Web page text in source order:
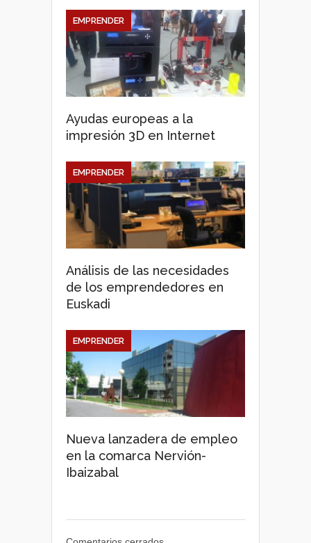
Ayudas europeas a la
impresión 3D en Internet
EMPRENDER
Análisis de las necesidades
de los emprendedores en
Euskadi
EMPRENDER
Nueva lanzadera de empleo
en la comarca Nervión-
Ibaizabal
EMPRENDER